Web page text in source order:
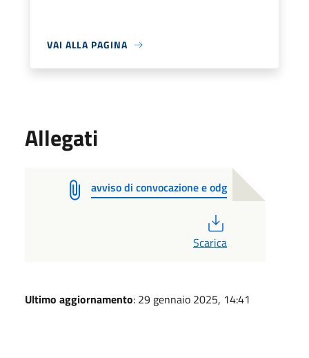
VAI ALLA PAGINA
Allegati
avviso di convocazione e odg
Scarica
Ultimo aggiornamento: 29 gennaio 2025, 14:41